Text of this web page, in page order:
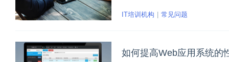
IT培训机构
常见问题
如何提高Web应用系统的